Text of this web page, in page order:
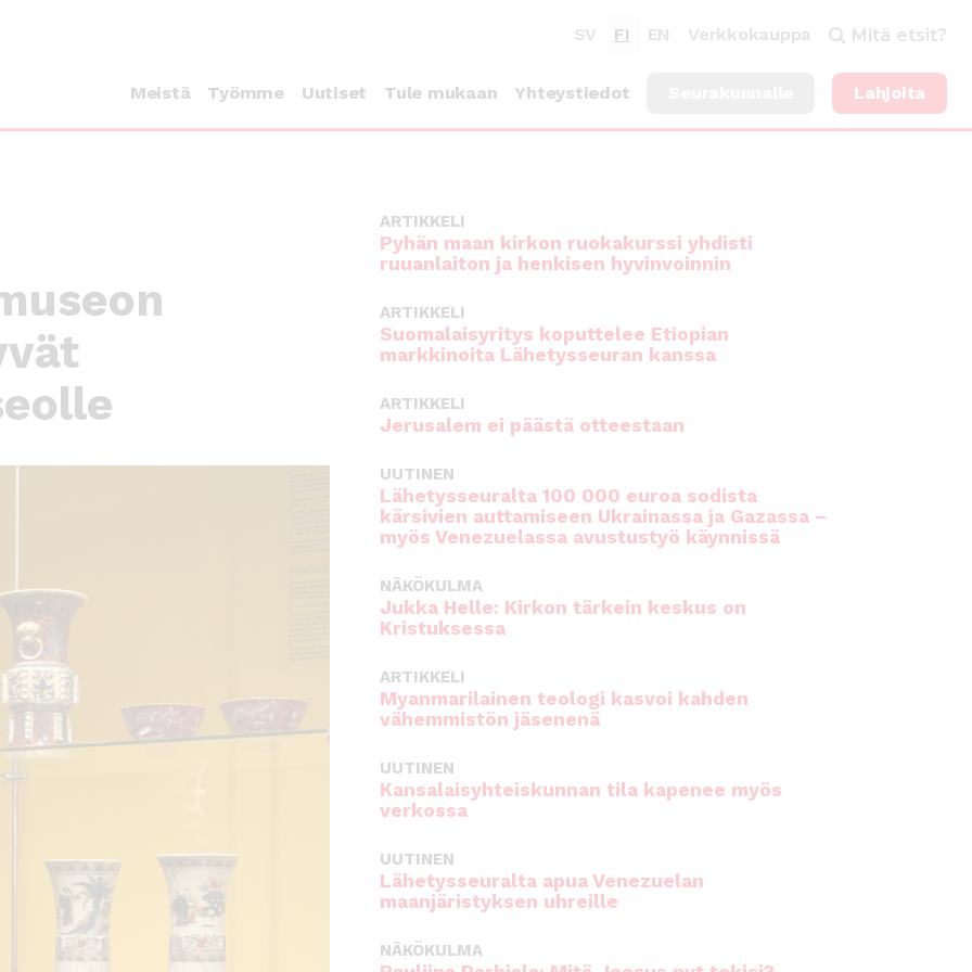
SV FI EN Verkkokauppa Mitä etsit?
Meistä Työmme Uutiset Tule mukaan Yhteystiedot Lahjoita
ARTIKKELI
Pyhän maan kirkon ruokakurssi yhdisti
ruuanlaiton ja henkisen hyvinvoinnin
ARTIKKELI
Suomalaisyritys koputtelee Etiopian
markkinoita Lähetysseuran kanssa
ARTIKKELI
Jerusalem ei päästä otteestaan
UUTINEN
Lähetysseuralta 100 000 euroa sodista
kärsivien auttamiseen Ukrainassa ja Gazassa –
myös Venezuelassa avustustyö käynnissä
NÄKÖKULMA
Jukka Helle: Kirkon tärkein keskus on
Kristuksessa
ARTIKKELI
Myanmarilainen teologi kasvoi kahden
vähemmistön jäsenenä
UUTINEN
Kansalaisyhteiskunnan tila kapenee myös
verkossa
UUTINEN
Lähetysseuralta apua Venezuelan
maanjäristyksen uhreille
NÄKÖKULMA